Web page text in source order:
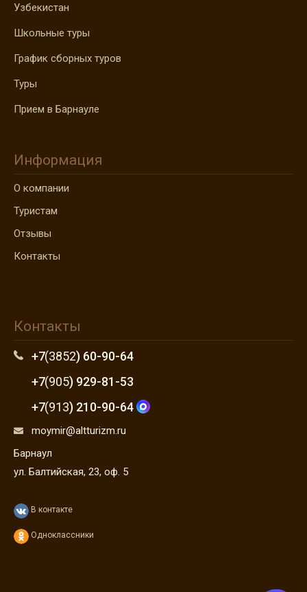
Узбекистан
Школьные туры
График сборных туров
Туры
Прием в Барнауле
Информация
О компании
Туристам
Отзывы
Контакты
Контакты
+7(3852) 60-90-64
+7(905) 929-81-53
+7(913) 210-90-64
moymir@altturizm.ru
Барнаул
ул. Балтийская, 23, оф. 5
В контакте
Одноклассники